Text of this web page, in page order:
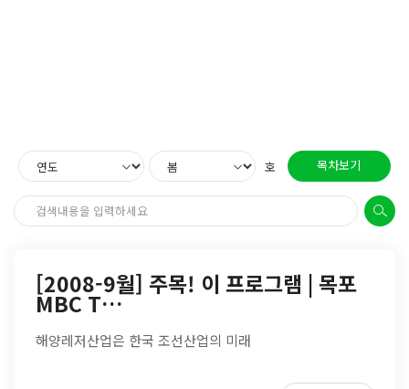
호 목차보기
[2008-9월] 주목! 이 프로그램 | 목포
MBC T…
해양레저산업은 한국 조선산업의 미래